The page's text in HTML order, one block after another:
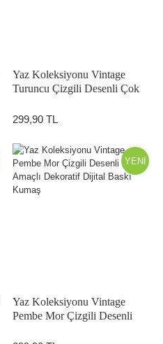
Yaz Koleksiyonu Vintage
Turuncu Çizgili Desenli Çok
Kumaş
299,90 TL
YENİ
Yaz Koleksiyonu Vintage
Pembe Mor Çizgili Desenli